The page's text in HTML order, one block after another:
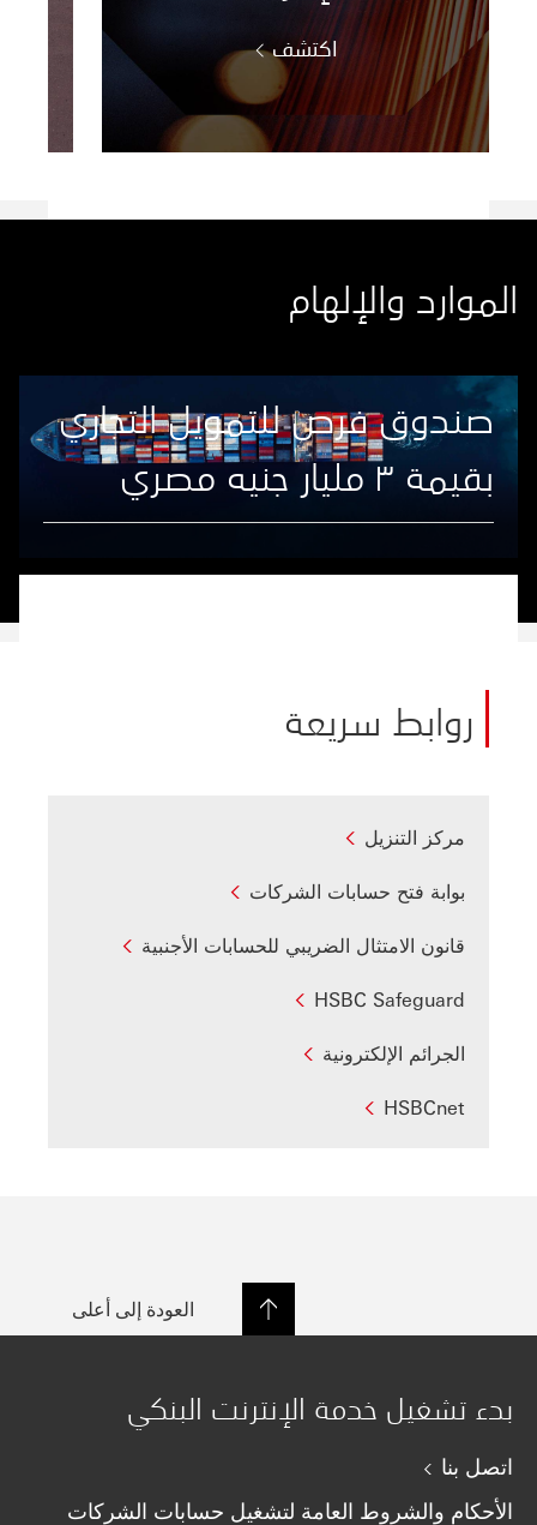
اكتشف
Showing items1to3of5
الموارد والإلهام
صندوق فرص للتمويل التجاري
بقيمة ۳ مليار جنيه مصري
روابط سريعة
مركز التنزيل
بوابة فتح حسابات الشركات
قانون الامتثال الضريبي للحسابات الأجنبية
HSBC Safeguard
الجرائم الإلكترونية
HSBCnet
العودة إلى أعلى
بدء تشغيل خدمة الإنترنت البنكي
اتصل بنا
الأحكام والشروط العامة لتشغيل حسابات الشركات